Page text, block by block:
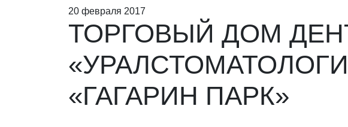
20 февраля 2017
ТОРГОВЫЙ ДОМ
«ГАГАРИН ПАРК»